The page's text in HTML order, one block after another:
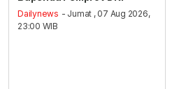
Dailynews - Jumat , 07 Aug 2026,
23:00 WIB